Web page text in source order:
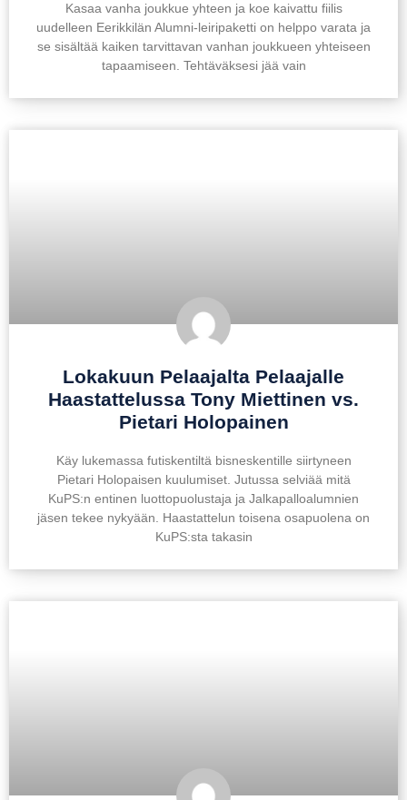
Kasaa vanha joukkue yhteen ja koe kaivattu fiilis
uudelleen Eerikkilän Alumni-leiripaketti on helppo varata ja
se sisältää kaiken tarvittavan vanhan joukkueen yhteiseen
tapaamiseen. Tehtäväksesi jää vain
Lokakuun Pelaajalta Pelaajalle
Haastattelussa Tony Miettinen vs.
Pietari Holopainen
Käy lukemassa futiskentiltä bisneskentille siirtyneen
Pietari Holopaisen kuulumiset. Jutussa selviää mitä
KuPS:n entinen luottopuolustaja ja Jalkapalloalumnien
jäsen tekee nykyään. Haastattelun toisena osapuolena on
KuPS:sta takasin